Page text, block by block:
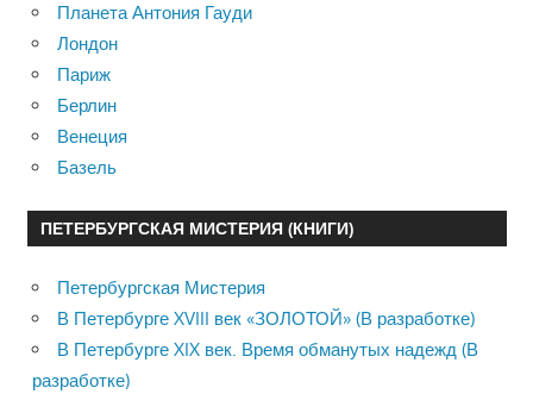
Планета Антония Гауди
Лондон
Париж
Берлин
Венеция
Базель
ПЕТЕРБУРГСКАЯ МИСТЕРИЯ (КНИГИ)
Петербургская Мистерия
В Петербурге XVIII век «ЗОЛОТОЙ» (В разработке)
В Петербурге XIX век. Время обманутых надежд (В
разработке)